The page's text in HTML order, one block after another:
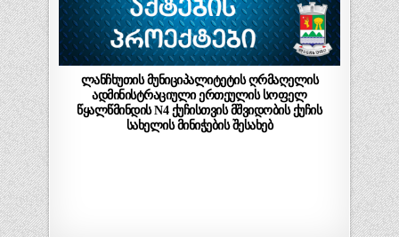
ლანჩხუთის მუნიციპალიტეტის ღრმაღელის
ადმინისტრაციული ერთეულის სოფელ
წყალწმინდის N4 ქუჩისთვის მშვიდობის ქუჩის
სახელის მინიჭების შესახებ